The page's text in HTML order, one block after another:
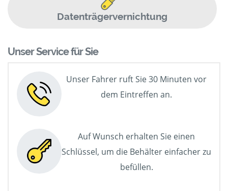
Datenträgervernichtung
Unser Service für Sie
Unser Fahrer ruft Sie 30 Minuten vor
dem Eintreffen an.
Auf Wunsch erhalten Sie einen
Schlüssel, um die Behälter einfacher zu
befüllen.